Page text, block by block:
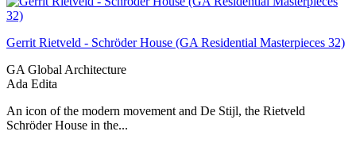
Gerrit Rietveld - Schröder House (GA Residential Masterpieces 32)
GA Global Architecture
Ada Edita
An icon of the modern movement and De Stijl, the Rietveld
Schröder House in the...